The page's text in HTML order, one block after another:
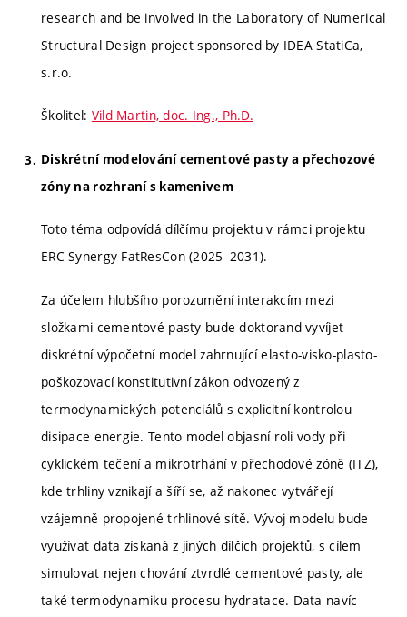
research and be involved in the Laboratory of Numerical
Structural Design project sponsored by IDEA StatiCa,
s.r.o.
Školitel: Vild Martin, doc. Ing., Ph.D.
Diskrétní modelování cementové pasty a přechozové
zóny na rozhraní s kamenivem
Toto téma odpovídá dílčímu projektu v rámci projektu
ERC Synergy FatResCon (2025–2031).
Za účelem hlubšího porozumění interakcím mezi
složkami cementové pasty bude doktorand vyvíjet
diskrétní výpočetní model zahrnující elasto-visko-plasto-
poškozovací konstitutivní zákon odvozený z
termodynamických potenciálů s explicitní kontrolou
disipace energie. Tento model objasní roli vody při
cyklickém tečení a mikrotrhání v přechodové zóně (ITZ),
kde trhliny vznikají a šíří se, až nakonec vytvářejí
vzájemně propojené trhlinové sítě. Vývoj modelu bude
využívat data získaná z jiných dílčích projektů, s cílem
simulovat nejen chování ztvrdlé cementové pasty, ale
také termodynamiku procesu hydratace. Data navíc